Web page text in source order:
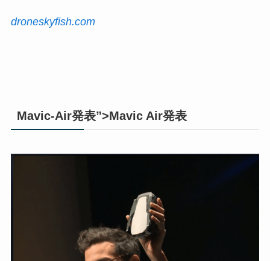
droneskyfish.com
Mavic-Air発表”>Mavic Air発表